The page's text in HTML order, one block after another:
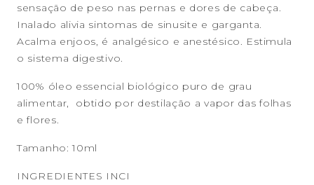
sensação de peso nas pernas e dores de cabeça.
Inalado alivia sintomas de sinusite e garganta.
Acalma enjoos, é analgésico e anestésico. Estimula
o sistema digestivo.
100% óleo essencial biológico puro de grau
alimentar, obtido por destilação a vapor das folhas
e flores.
Tamanho: 10ml
INGREDIENTES INCI